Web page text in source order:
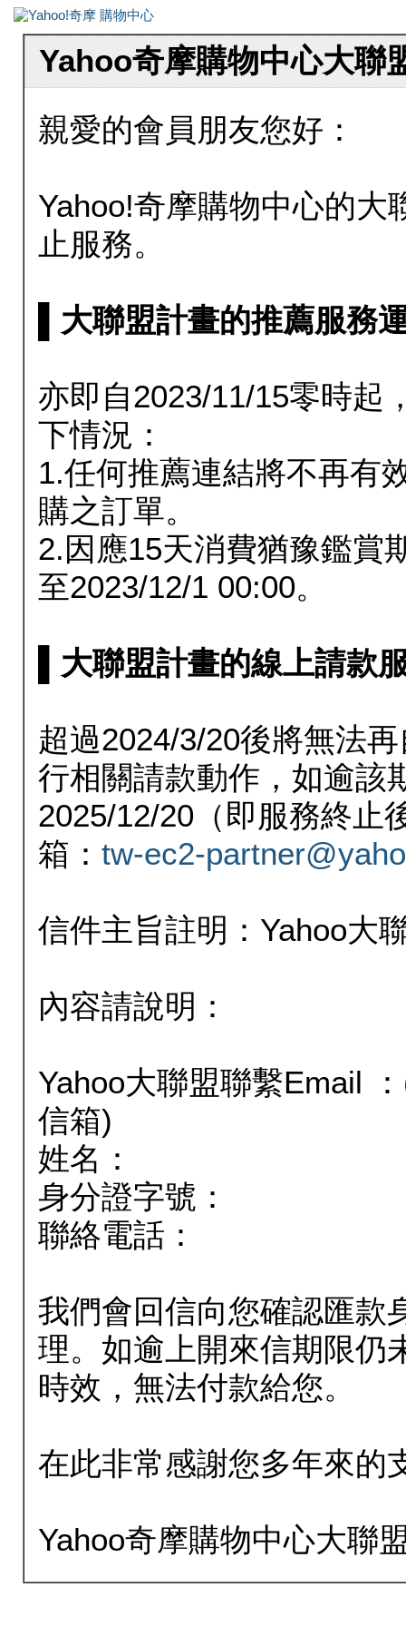
Yahoo奇摩購物中心大聯
親愛的會員朋友您好：
Yahoo!奇摩購物中心的大
止服務。
▌大聯盟計畫的推薦服務
亦即自2023/11/15零時起
下情況：
1.任何推薦連結將不再有
購之訂單。
2.因應15天消費猶豫鑑賞
至2023/12/1 00:00。
▌大聯盟計畫的線上請款
超過2024/3/20後將無法
行相關請款動作，如逾該
2025/12/20（即服務終止
箱： tw-ec2-
信件主旨註明：Yahoo大
內容請說明：
Yahoo大聯盟聯繫Email
信箱)
姓名：
身分證字號：
聯絡電話：
我們會回信向您確認匯款
理。如逾上開來信期限仍
時效，無法付款給您。
在此非常感謝您多年來的
Yahoo奇摩購物中心大